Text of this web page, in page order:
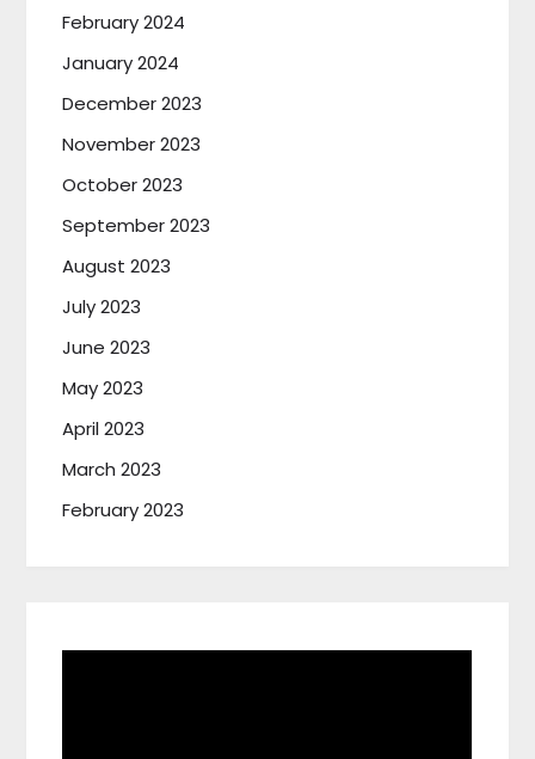
February 2024
January 2024
December 2023
November 2023
October 2023
September 2023
August 2023
July 2023
June 2023
May 2023
April 2023
March 2023
February 2023